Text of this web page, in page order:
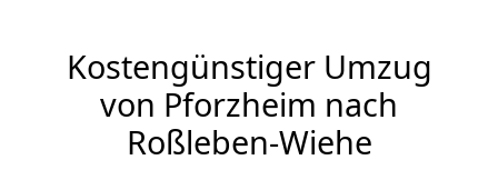
Kostengünstiger Umzug
von Pforzheim nach
Roßleben-Wiehe